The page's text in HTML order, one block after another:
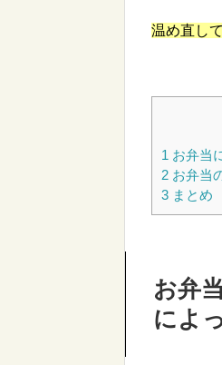
温め直し
1 お弁当
2 お弁当
3 まとめ
お弁
によ